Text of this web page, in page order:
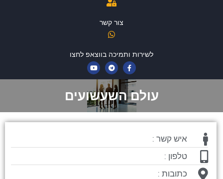
צור קשר
לשירות ותמיכה בווצאפ לחצו
עולם השעשועים
איש קשר :
טלפון :
כתובות :